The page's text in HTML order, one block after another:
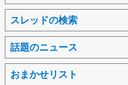
スレッドの検索
話題のニュース
おまかせリスト